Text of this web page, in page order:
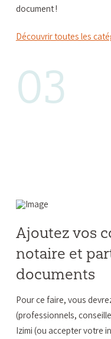
document !
Découvrir toutes les
03
Ajoutez vos
notaire et
documents
Pour ce faire, vous
(professionnels,
Izimi (ou accepter votre